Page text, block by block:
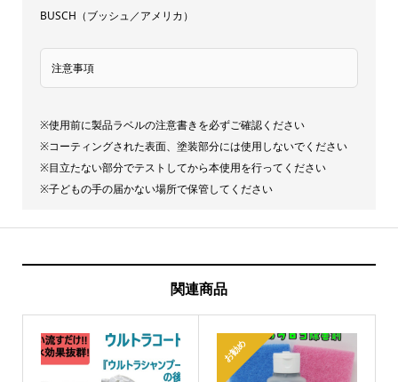
BUSCH（ブッシュ／アメリカ）
注意事項
※使用前に製品ラベルの注意書きを必ずご確認ください
※コーティングされた表面、塗装部分には使用しないでください
※目立たない部分でテストしてから本使用を行ってください
※子どもの手の届かない場所で保管してください
関連商品
お勧め